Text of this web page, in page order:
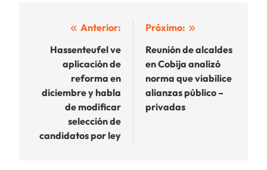
Navegación
entradas
Anterior:
Hassenteufel ve
aplicación de
reforma en
diciembre y habla
de modificar
selección de
candidatos por ley
Próximo:
Reunión de alcaldes
en Cobija analizó
norma que viabilice
alianzas público –
privadas